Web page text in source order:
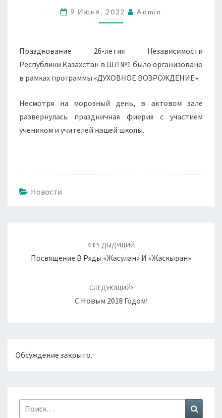
9 Июня, 2022 Admin
Празднование 26-летия Независимости
Республики Казахстан в ШЛ№1 было организовано
в рамках программы «ДУХОВНОЕ ВОЗРОЖДЕНИЕ».
Несмотря на морозный день, в актовом зале
развернулась праздничная фиерия с участием
учеником и учителей нашей школы.
Новости
записям
ПРЕДЫДУЩИЙ
Посвящение В Ряды «Жасулан» И «Жаскыран»
СЛЕДУЮЩИЙ
С Новым 2018 Годом!
Обсуждение закрыто.
Найти: